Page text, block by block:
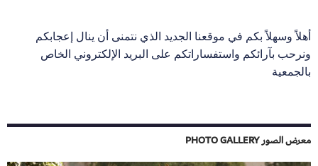
أهلاً وسهلاً بكم في موقعنا الجديد الذي نتمنى أن ينال إعجابكم
ونرحب بآرائكم واستفساراتكم على البريد الإلكتروني الخاص
بالجمعية
معرض الصور PHOTO GALLERY